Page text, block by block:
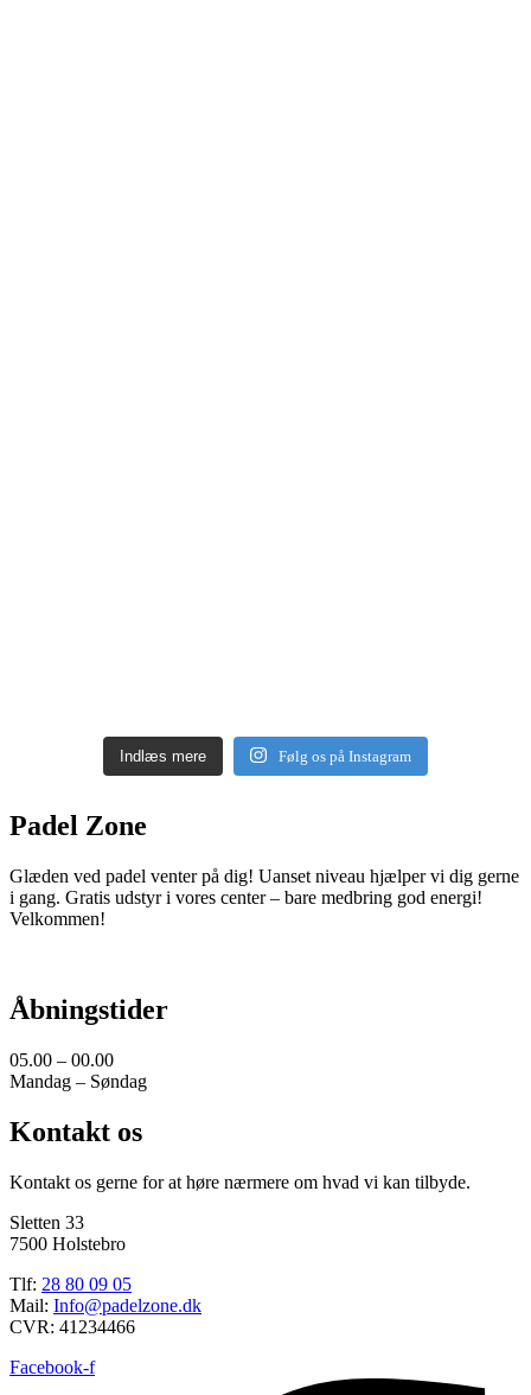
Indlæs mere Følg os på Instagram
Padel Zone
Glæden ved padel venter på dig! Uanset niveau hjælper vi dig gerne
i gang. Gratis udstyr i vores center – bare medbring god energi!
Velkommen!
Åbningstider
05.00 – 00.00
Mandag – Søndag
Kontakt os
Kontakt os gerne for at høre nærmere om hvad vi kan tilbyde.
Sletten 33
7500 Holstebro
Tlf: 28 80 09 05
Mail: Info@padelzone.dk
CVR: 41234466
Facebook-f